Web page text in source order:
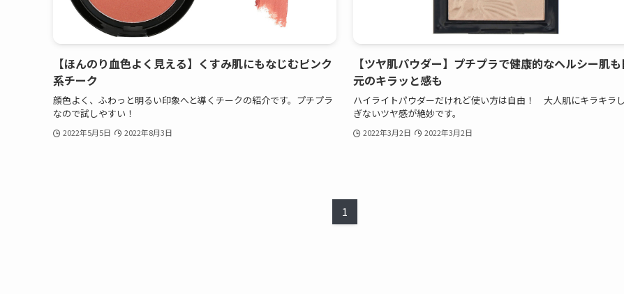
【ほんのり血色よく見える】くすみ肌にもなじむピンク
系チーク
顔色よく、ふわっと明るい印象へと導くチークの紹介です。プチプラ
なので試しやすい！
2022年5月5日 2022年8月3日
【ツヤ肌パウダー】プチプラで健康的なヘルシー肌も
元のキラッと感も
ハイライトパウダーだけれど使い方は自由！ 大人肌にキラキラ
ぎないツヤ感が絶妙です。
2022年3月2日 2022年3月2日
1